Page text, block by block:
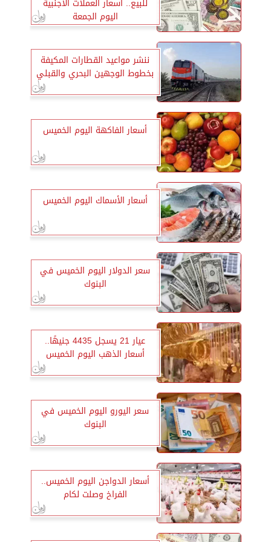
للبيع.. أسعار العملات الأجنبية
اليوم الجمعة
ننشر مواعيد القطارات المكيفة
بخطوط الوجهين البحري والقبلي
أسعار الفاكهة اليوم الخميس
أسعار الأسماك اليوم الخميس
سعر الدولار اليوم الخميس في
البنوك
عيار 21 يسجل 4435 جنيهًا..
أسعار الذهب اليوم الخميس
سعر اليورو اليوم الخميس في
البنوك
أسعار الدواجن اليوم الخميس..
الفراخ وصلت لكام